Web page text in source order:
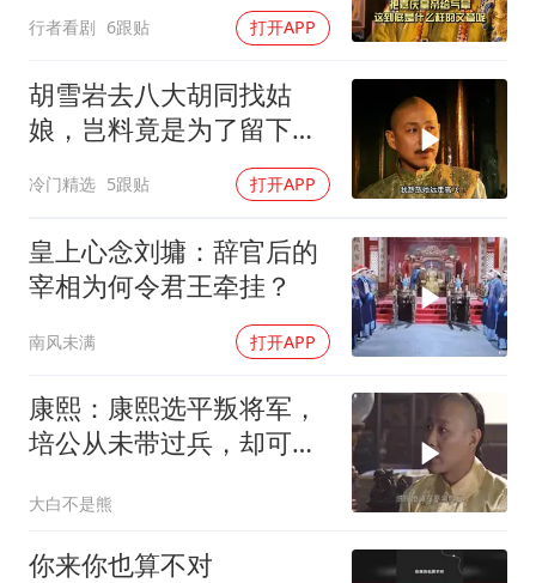
行者看剧 6跟贴 打开APP
胡雪岩去八大胡同找姑
娘，岂料竟是为了留下好
冷门精选 5跟贴 打开APP
皇上心念刘墉：辞官后的
宰相为何令君王牵挂？
南风未满 打开APP
康熙：康熙选平叛将军，
培公从未带过兵，却可称
大白不是熊
你来你也算不对